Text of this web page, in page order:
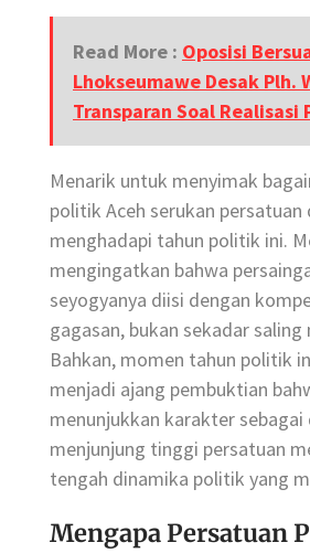
Read More : Oposisi
Lhokseumawe Desak Plh.
Transparan Soal Realisasi
Menarik untuk menyimak
politik Aceh serukan persatuan
menghadapi tahun politik ini.
mengingatkan bahwa
seyogyanya diisi dengan
gagasan, bukan sekadar
Bahkan, momen tahun politik
menjadi ajang pembuktian
menunjukkan karakter sebagai
menjunjung tinggi persatuan
tengah dinamika politik yang
Mengapa Persatuan